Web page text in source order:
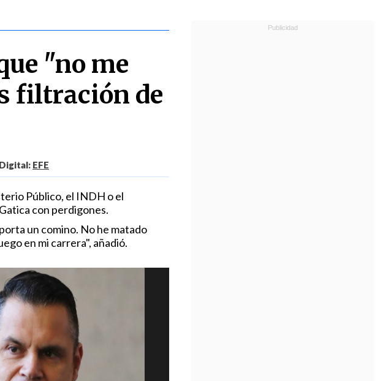
"no me
filtración de
EFE
Público, el INDH o el
con perdigones.
un comino. No he matado
en mi carrera", añadió.